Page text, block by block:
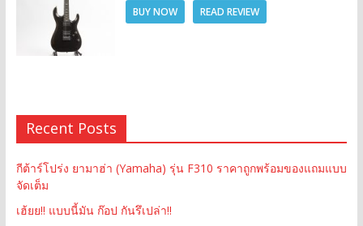
BUY NOW READ REVIEW
Recent Posts
กีต้าร์โปร่ง ยามาฮ่า (Yamaha) รุ่น F310 ราคาถูกพร้อมของแถมแบบ
จัดเต็ม
เฮ้ยย!! แบบนี้มัน ก๊อป กันรึเปล่า!!